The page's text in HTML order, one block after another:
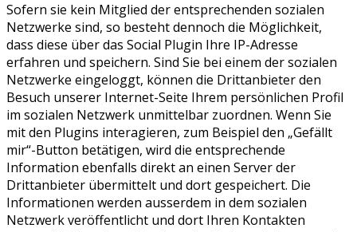
Sofern sie kein Mitglied der entsprechenden sozialen
Netzwerke sind, so besteht dennoch die Möglichkeit,
dass diese über das Social Plugin Ihre IP-Adresse
erfahren und speichern. Sind Sie bei einem der sozialen
Netzwerke eingeloggt, können die Drittanbieter den
Besuch unserer Internet-Seite Ihrem persönlichen Profil
im sozialen Netzwerk unmittelbar zuordnen. Wenn Sie
mit den Plugins interagieren, zum Beispiel den „Gefällt
mir“-Button betätigen, wird die entsprechende
Information ebenfalls direkt an einen Server der
Drittanbieter übermittelt und dort gespeichert. Die
Informationen werden ausserdem in dem sozialen
Netzwerk veröffentlicht und dort Ihren Kontakten